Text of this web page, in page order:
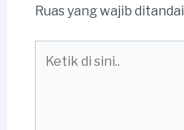
Ruas yang wajib ditandai